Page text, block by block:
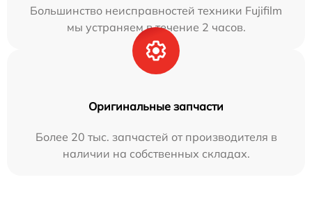
Большинство неисправностей техники Fujifilm
мы устраняем в течение 2 часов.
Оригинальные запчасти
Более 20 тыс. запчастей от производителя в
наличии на собственных складах.